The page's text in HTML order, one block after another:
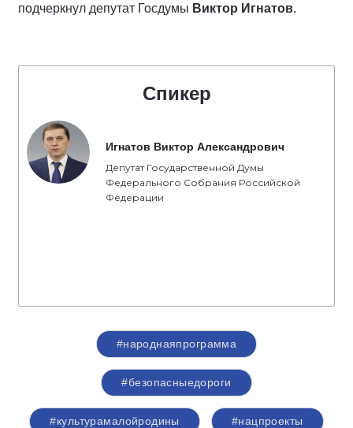
подчеркнул депутат Госдумы Виктор Игнатов.
Спикер
Игнатов Виктор Александрович
Депутат Государственной Думы
Федерального Собрания Российской
Федерации
#народнаяпрограмма
#безопасныедороги
#культурамалойродины #нацпроекты